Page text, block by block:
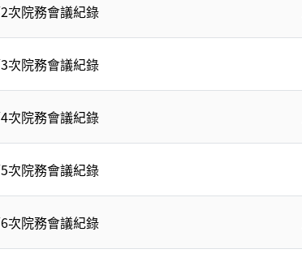
次院務會議紀錄
次院務會議紀錄
次院務會議紀錄
次院務會議紀錄
次院務會議紀錄